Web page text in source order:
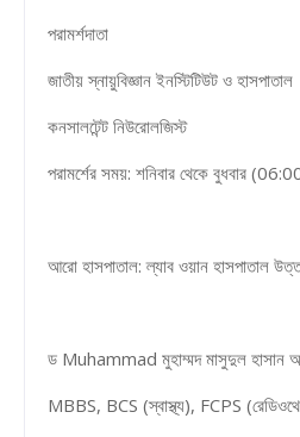
পরামর্শদাতা
জাতীয় স্নায়ুবিজ্ঞান ইনস্টিটিউট ও হাসপাতাল
কনসালটেন্ট নিউরোলজিস্ট
পরামর্শের সময়: শনিবার থেকে বুধবার
আরো হাসপাতাল: ল্যাব ওয়ান হাসপাতাল
ড Muhammad মুহাম্মদ মাসুদুল হাসান
MBBS, BCS (স্বাস্থ্য), FCPS